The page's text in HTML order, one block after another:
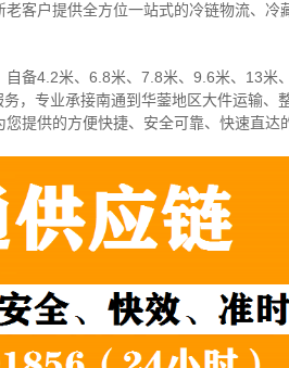
客户提供全方位一站式的冷链物流、冷
备4.2米、6.8米、7.8米、9.6米、13米
， 专业承接南通到华蓥地区大件运输、
提供的方便快捷、安全可靠、快速直达